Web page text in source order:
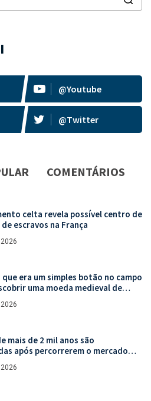
@Youtube
@Twitter
COMENTÁRIOS
celta revela possível centro de
escravos na França
que era um simples botão no campo
uma moeda medieval de
incalculável
mais de 2 mil anos são
após percorrerem o mercado